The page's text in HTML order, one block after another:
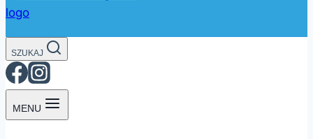
SZUKAJ
MENU